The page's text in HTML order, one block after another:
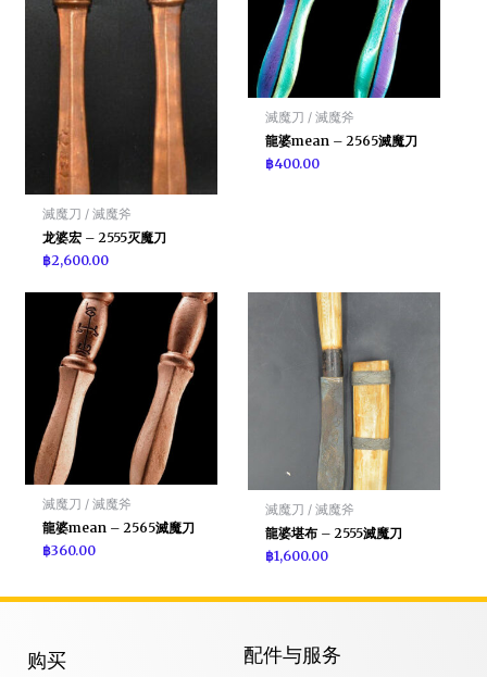
滅魔刀 / 滅魔斧
龙婆宏 – 2555灭魔刀
฿2,600.00
滅魔刀 / 滅魔斧
龍婆mean – 2565滅魔刀
฿400.00
滅魔刀 / 滅魔斧
龍婆mean – 2565滅魔刀
฿360.00
滅魔刀 / 滅魔斧
龍婆堪布 – 2555滅魔刀
฿1,600.00
购买 配件与服务